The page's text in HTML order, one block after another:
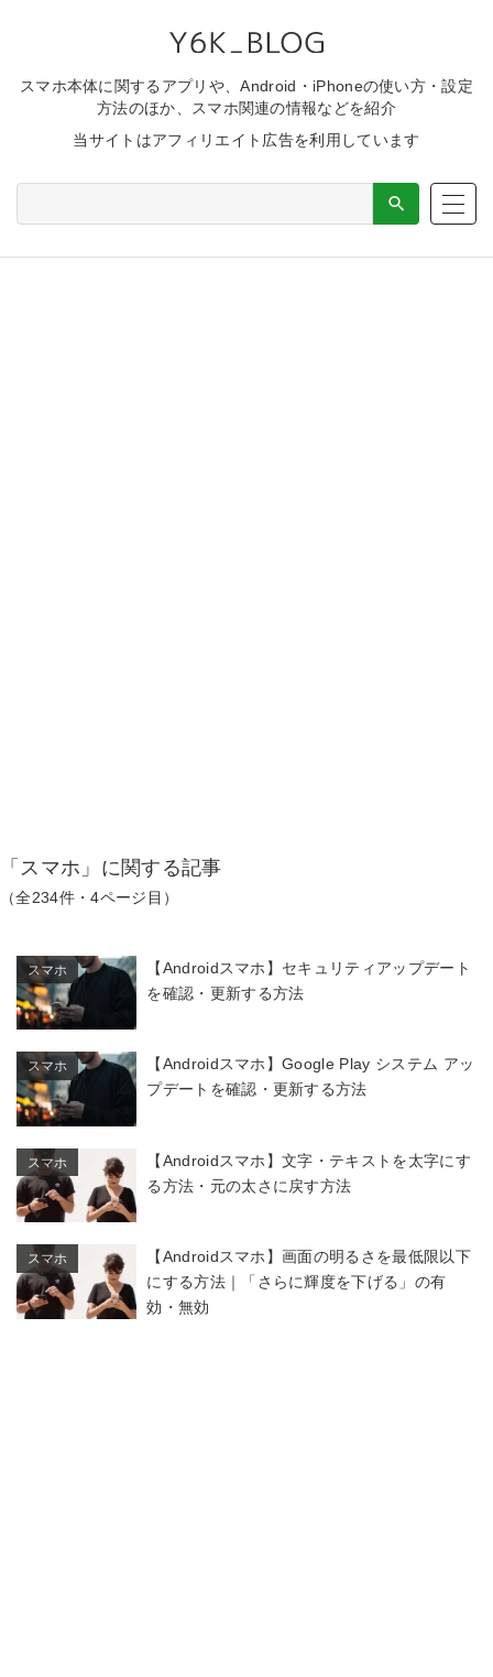
スマホ本体に関するアプリや、Android・iPhoneの使い方・設定
方法のほか、スマホ関連の情報などを紹介
当サイトはアフィリエイト広告を利用しています
「スマホ」に関する記事
（全234件・4ページ目）
スマホ
【Androidスマホ】セキュリティアップデート
を確認・更新する方法
スマホ
【Androidスマホ】Google Play システム アッ
プデートを確認・更新する方法
スマホ
【Androidスマホ】文字・テキストを太字にす
る方法・元の太さに戻す方法
スマホ
【Androidスマホ】画面の明るさを最低限以下
にする方法｜「さらに輝度を下げる」の有
効・無効